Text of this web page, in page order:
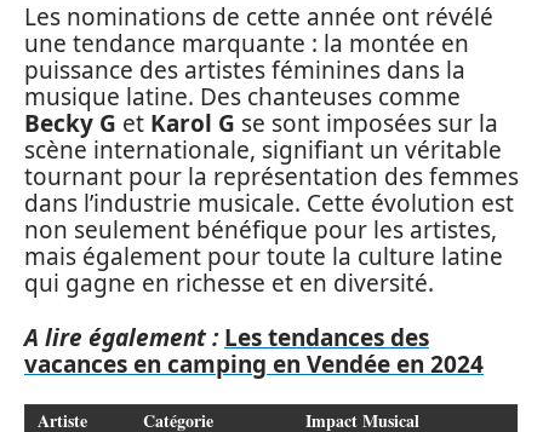
Les nominations de cette année ont révélé
une tendance marquante : la montée en
puissance des artistes féminines dans la
musique latine. Des chanteuses comme
Becky G et Karol G se sont imposées sur la
scène internationale, signifiant un véritable
tournant pour la représentation des femmes
dans l’industrie musicale. Cette évolution est
non seulement bénéfique pour les artistes,
mais également pour toute la culture latine
qui gagne en richesse et en diversité.
A lire également : Les tendances des
vacances en camping en Vendée en 2024
Artiste Catégorie Impact Musical